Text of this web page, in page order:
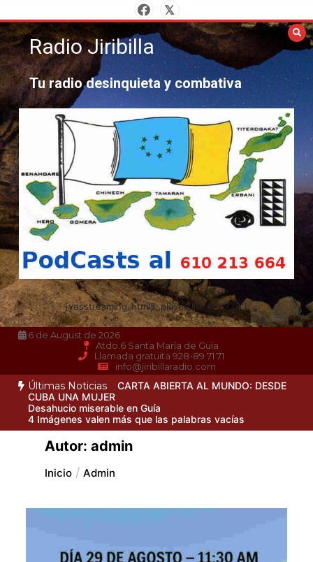
contenido
Radio Jiribilla
Tu radio desinquieta y combativa
[yesstreaming_html5_player_lite id="778"]
6 de August de 2026
Atdo.6 Santa María de Guía
Llamada gratuita 928-89 71 71
info@jiribillaradio.com
Últimas Noticias
CARTA ABIERTA AL MUNDO: DESDE
CUBA UNA MUJER
Desahucio miserable en Guía
4 Imágenes valen más que las palabras vacías
Autor: admin
Inicio Admin